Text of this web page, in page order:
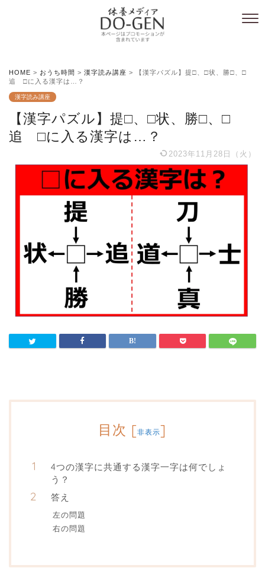
HOME > おうち時間 > 漢字読み講座 >
【漢字パズル】提□、□状、勝□、□
追 □に入る漢字は…？
漢字読み講座
【漢字パズル】提□、□状、勝□、□
追 □に入る漢字は…？
2023年11月28日（火）
目次 [非表示]
4つの漢字に共通する漢字一字は何でしょ
う？
答え
左の問題
右の問題